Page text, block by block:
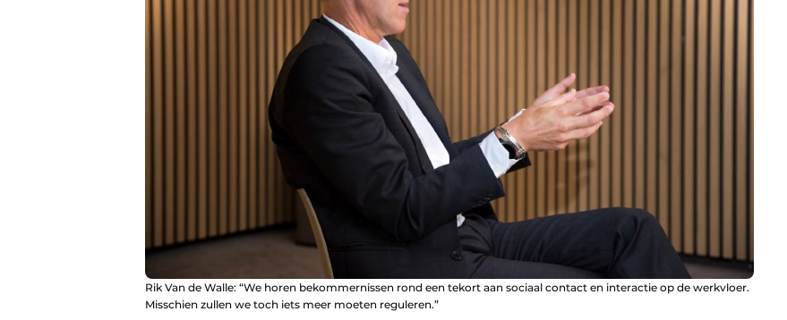
Rik Van de Walle: “We horen bekommernissen rond een tekort aan sociaal contact en interactie op de werkvloer.
Misschien zullen we toch iets meer moeten reguleren.”